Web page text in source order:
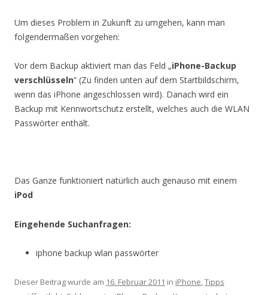
Um dieses Problem in Zukunft zu umgehen, kann man
folgendermaßen vorgehen:
Vor dem Backup aktiviert man das Feld „iPhone-Backup
verschlüsseln“ (Zu finden unten auf dem Startbildschirm,
wenn das iPhone angeschlossen wird). Danach wird ein
Backup mit Kennwortschutz erstellt, welches auch die WLAN
Passwörter enthält.
Das Ganze funktioniert natürlich auch genauso mit einem
iPod
Eingehende Suchanfragen:
iphone backup wlan passwörter
Dieser Beitrag wurde am 16. Februar 2011 in iPhone,Tipps